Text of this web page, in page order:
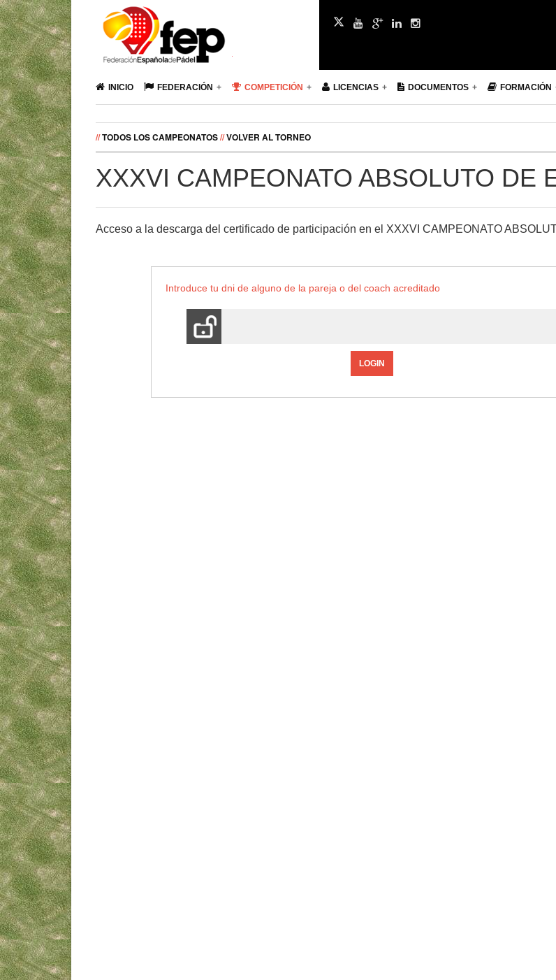
INICIO FEDERACIÓN COMPETICIÓN LICENCIAS DOCUMENTOS FORMACIÓN
//TODOS LOS CAMPEONATOS//VOLVER AL TORNEO
XXXVI CAMPEONATO ABSOLUTO DE
Acceso a la descarga del certificado de participación en el XXXVI CAMPEONATO
Introduce tu dni de alguno de la pareja o del coach acreditado
LOGIN